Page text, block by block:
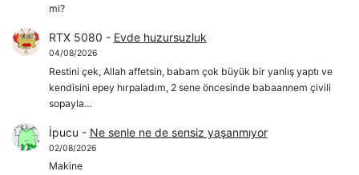
mi?
RTX 5080 - Evde huzursuzluk
04/08/2026
Restini çek, Allah affetsin, babam çok büyük bir yanlış yaptı ve
kendisini epey hırpaladım, 2 sene öncesinde babaannem çivili
sopayla…
İpucu - Ne senle ne de sensiz yaşanmıyor
02/08/2026
Makine